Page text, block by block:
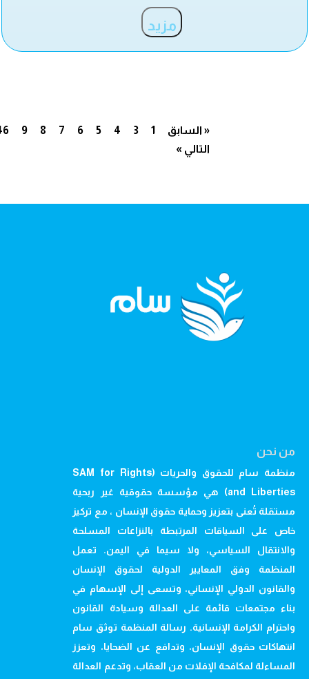
مزيد
« السابق 1
3
4
5
6
7
8
9
التالي »
من نحن
منظمة سام للحقوق والحريات (SAM for Rights
and Liberties) هي مؤسسة حقوقية غير ربحية
مستقلة تُعنى بتعزيز وحماية حقوق الإنسان ، مع تركيز
خاص على السياقات المرتبطة بالنزاعات المسلحة
والانتقال السياسي، ولا سيما في اليمن. تعمل
المنظمة وفق المعايير الدولية لحقوق الإنسان
والقانون الدولي الإنساني، وتسعى إلى الإسهام في
بناء مجتمعات قائمة على العدالة وسيادة القانون
واحترام الكرامة الإنسانية. رسالة المنظمة توثق سام
انتهاكات حقوق الإنسان، وتدافع عن الضحايا، وتعزز
المساءلة لمكافحة الإفلات من العقاب، وتدعم العدالة